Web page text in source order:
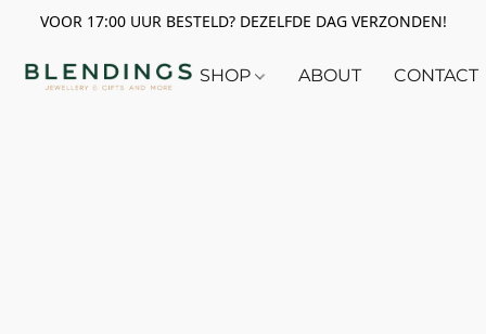
VOOR 17:00 UUR BESTELD? DEZELFDE DAG VERZONDEN!
SHOP ABOUT CONTACT